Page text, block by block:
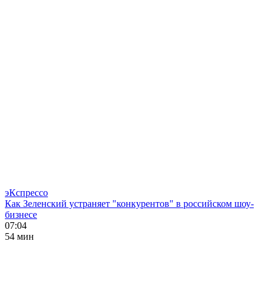
эКспрессо
Как Зеленский устраняет "конкурентов" в российском шоу-
бизнесе
07:04
54 мин